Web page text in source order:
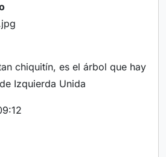
chiquitín, es el árbol que hay
Izquierda Unida